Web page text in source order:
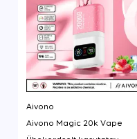
Aivono
Aivono Magic 20k Vape